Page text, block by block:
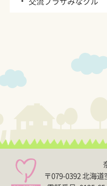
〒079-0392 北海